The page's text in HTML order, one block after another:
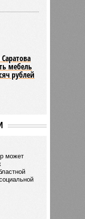
мебель
рублей
может